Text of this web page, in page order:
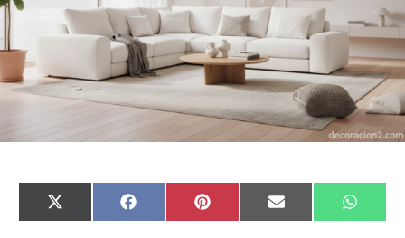
C
o
X
(
C
o
F
a
C
o
P
i
C
o
E
m
C
o
W
h